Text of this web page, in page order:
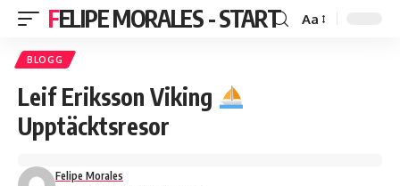
FELIPE MORALES - START Aa
BLOGG
Leif Eriksson Viking
Upptäcktsresor
Felipe Morales